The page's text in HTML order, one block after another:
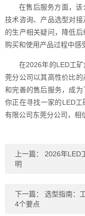
在售后服务方面，
技术咨询、产品选型对
的生产相关疑问，降低
购买和使用产品过程中感
在2026年的LED工
莞分公司以其高性价比
和完善的售后服务，成
你正在寻找一家的LED
有限公司东莞分公司，相
上一篇： 2026年LED
明
下一篇： 选型指南：
4个要点